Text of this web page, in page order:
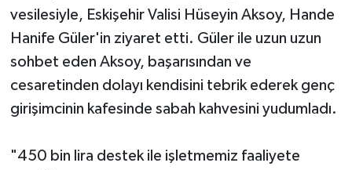
vesilesiyle, Eskişehir Valisi Hüseyin Aksoy, Hande
Hanife Güler'in ziyaret etti. Güler ile uzun uzun
sohbet eden Aksoy, başarısından ve
cesaretinden dolayı kendisini tebrik ederek genç
girişimcinin kafesinde sabah kahvesini yudumladı.
"450 bin lira destek ile işletmemiz faaliyete